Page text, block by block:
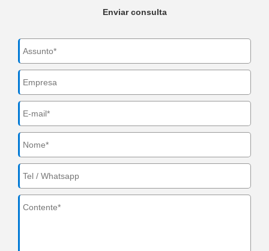
Enviar consulta